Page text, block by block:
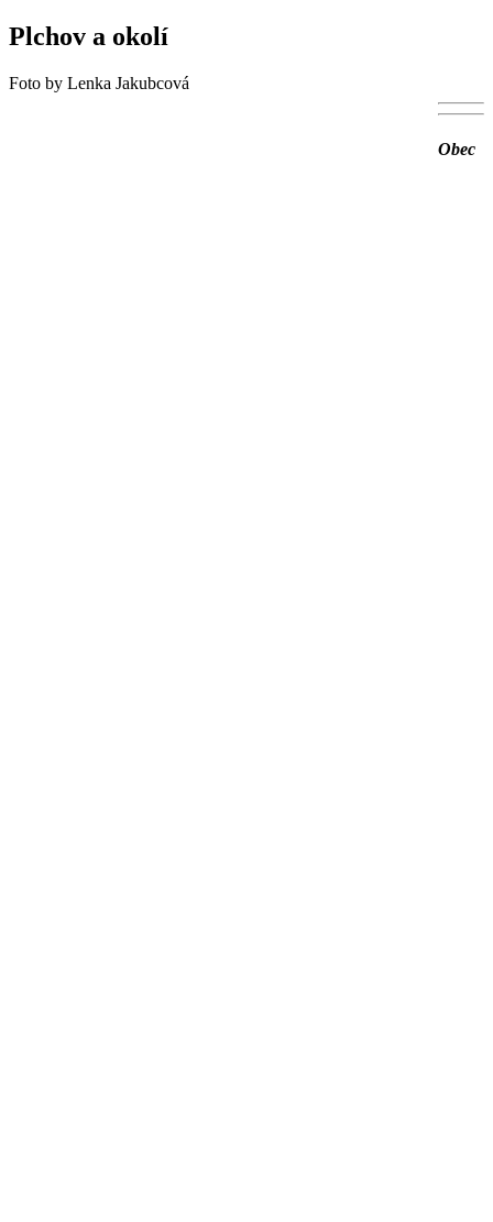
Plchov a okolí
Foto by Lenka Jakubcová
Obec